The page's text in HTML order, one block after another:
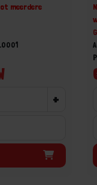
meerdere
+